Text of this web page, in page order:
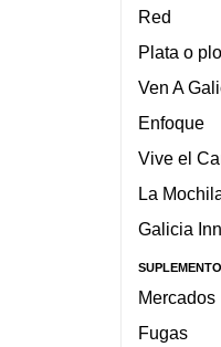
Red
Plata o
Ven A
Enfoque
Vive el
La
Galicia
Mercados
Fugas